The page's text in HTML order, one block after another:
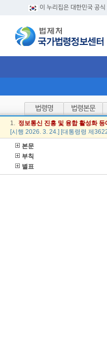
이 누리집은 대한민국 공
법령명 법령본문
1. 정보통신 진흥 및 융합 활성화 등
[시행 2026. 3. 24.] [대통령령 제
본문
부칙
별표